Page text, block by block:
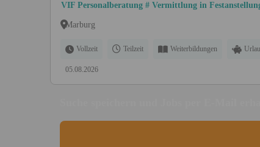
VIF Personalberatung # Vermittlung in
Marburg
Vollzeit Teilzeit Weiterbildungen
05.08.2026